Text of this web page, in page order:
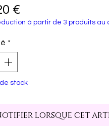
€
à partir de 3 produits au
*
stock
lorsque cet